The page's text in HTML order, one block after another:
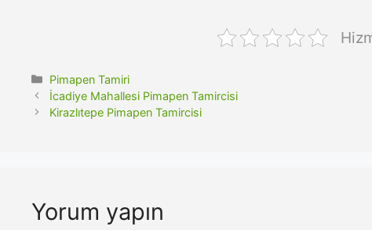
Kategoriler
Pimapen Tamiri
İcadiye Mahallesi Pimapen Tamircisi
Kirazlıtepe Pimapen Tamircisi
Yorum yapın